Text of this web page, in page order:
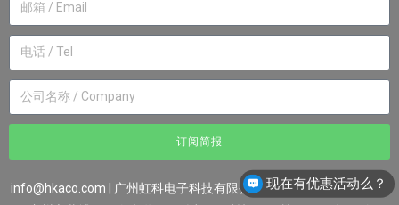
订阅简报
info@hkaco.com | 广州虹科电子科技有限公司 ©2007-2023版权所有
现在有优惠活动么？